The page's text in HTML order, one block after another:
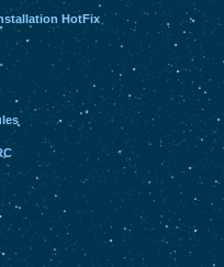
HotFix